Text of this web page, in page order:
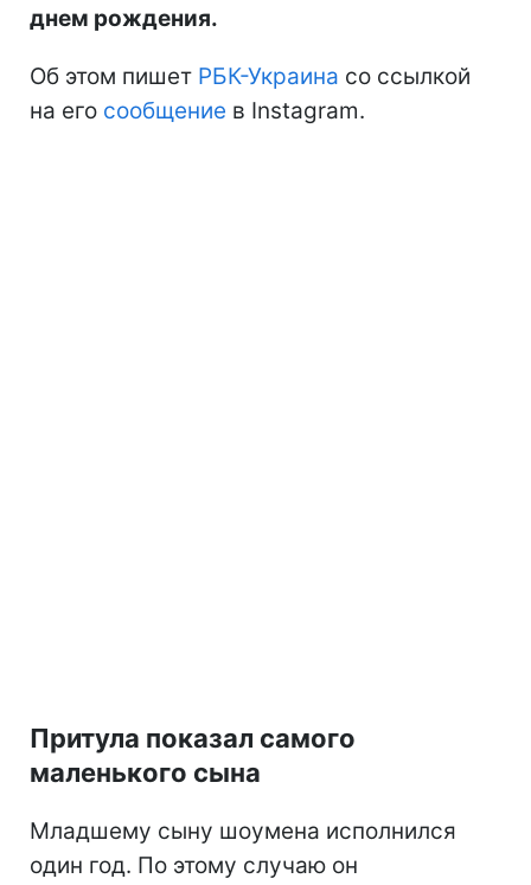
днем рождения.
Об этом пишет РБК-Украина со ссылкой
на его сообщение в Instagram.
Притула показал самого
маленького сына
Младшему сыну шоумена исполнился
один год. По этому случаю он